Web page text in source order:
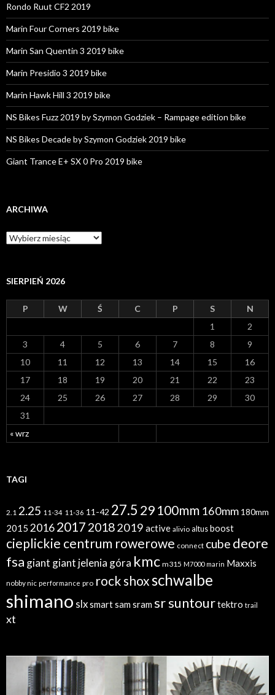
Rondo Ruut CF2 2019
Marin Four Corners 2019 bike
Marin San Quentin 3 2019 bike
Marin Presidio 3 2019 bike
Marin Hawk Hill 3 2019 bike
NS Bikes Fuzz 2019 by Szymon Godziek – Rampage edition bike
NS Bikes Decade by Szymon Godziek 2019 bike
Giant Trance E+ SX 0 Pro 2019 bike
ARCHIWA
A
r
i
a
SIERPIEŃ 2026
P W Ś C P S N
« wrz
1
2
3
4 5 6 7 8
9
10
11 12 13 14 15
16
17
18 19 20 21 22
23
24
25 26 27 28 29
30
31
TAGI
2.1 2.25 11-34 11-36 11-42 27.5 29 100mm 160mm 180mm
2015 20162017 20182019 active alivio altus boost
cieplickie centrum rowerowe connect cube deore
fsa giant giant jelenia góra kmc m315 M7000 marin Maxxis
nobby nic performance pro rock shox schwalbe
shimano slxsmart sam sramsr suntourtektro trail
xt